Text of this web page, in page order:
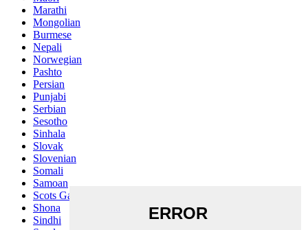
Marathi
Mongolian
Burmese
Nepali
Norwegian
Pashto
Persian
Punjabi
Serbian
Sesotho
Sinhala
Slovak
Slovenian
Somali
Samoan
Scots Gaelic
Shona
Sindhi